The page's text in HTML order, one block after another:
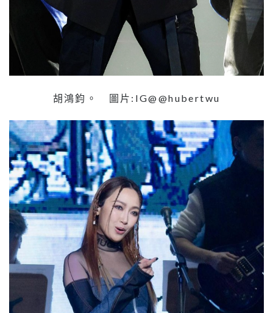
胡鴻鈞。 圖片:IG@@hubertwu